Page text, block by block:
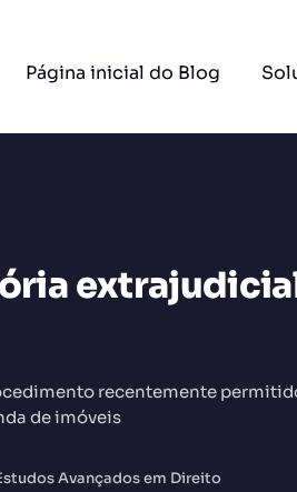
Página inicial do Blog
recentemente
de imóveis
Avançados em Direito